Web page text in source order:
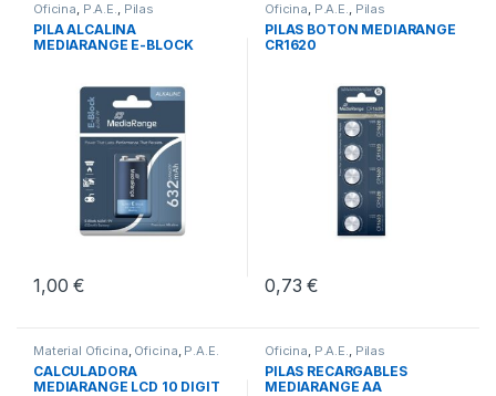
Oficina, P.A.E., Pilas
PILA ALCALINA
MEDIARANGE E-BLOCK
1,00€
Oficina, P.A.E., Pilas
PILAS BOTON MEDIARANGE
CR1620
0,73€
Material Oficina, Oficina, P.A.E.
CALCULADORA
MEDIARANGE LCD 10 DIGIT
Oficina, P.A.E., Pilas
PILAS RECARGABLES
MEDIARANGE AA